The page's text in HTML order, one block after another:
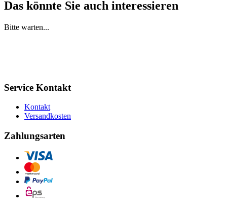
Das könnte Sie auch interessieren
Bitte warten...
Service Kontakt
Kontakt
Versandkosten
Zahlungsarten